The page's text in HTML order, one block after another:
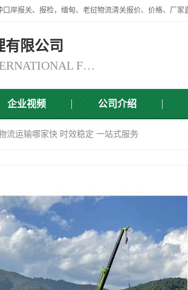
限公司
YUNNAN SINCERITY INTERNATIONAL FREIGHT FOR WARDING CO.,LTD
企业视频 公司介绍
流运输哪家快 时效稳定 一站式服务